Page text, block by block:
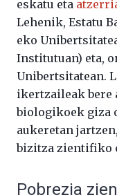
eskatu eta
Lehenik, Estatu
eko
Institutuan) eta,
Unibertsitatean.
ikertzaileak bere
biologikoek giza
aukeretan
bizitza zientifiko
Pobrezia